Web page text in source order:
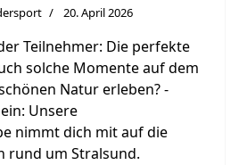
20. April 2026
Teilnehmer: Die perfekte
solche Momente auf dem
Natur erleben? -
Unsere
nimmt dich mit auf die
rund um Stralsund.